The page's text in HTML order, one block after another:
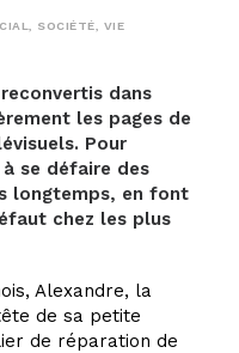
SOCIÉTÉ
VIE
dans
les pages de
Pour
se défaire des
longtemps, en font
chez les plus
Alexandre, la
de sa petite
de réparation de